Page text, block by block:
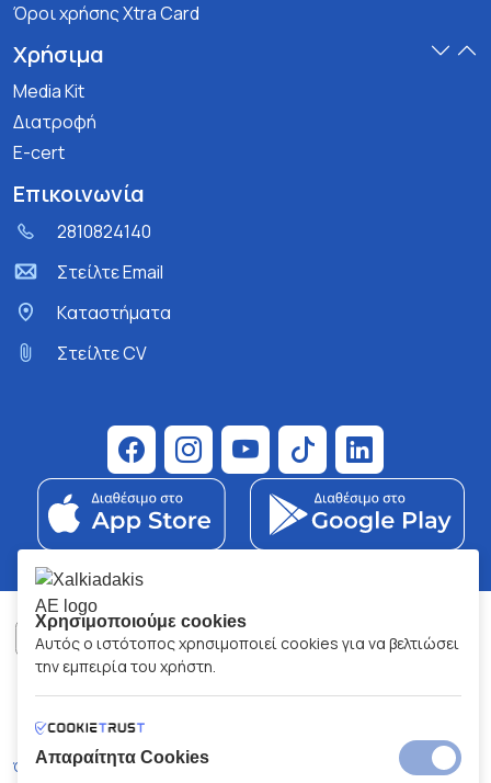
Όροι χρήσης Xtra Card
Χρήσιμα
Media Kit
Διατροφή
E-cert
Επικοινωνία
2810824140
Στείλτε Email
Kαταστήματα
Στείλτε CV
Όροι και Προϋποθέσεις Πολιτική Απορρήτου Κώδικας Δεοντολογίας
Χρησιμοποιούμε cookies
Αυτός ο ιστότοπος χρησιμοποιεί cookies για να βελτιώσει
την εμπειρία του χρήστη.
Απαραίτητα Cookies